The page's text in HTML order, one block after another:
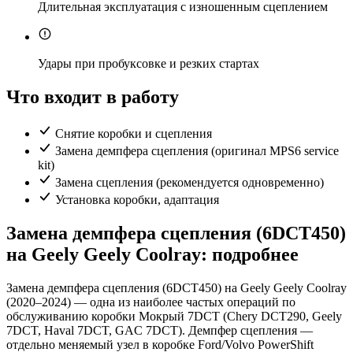
Длительная эксплуатация с изношенным сцеплением
Удары при пробуксовке и резких стартах
Что входит в работу
Снятие коробки и сцепления
Замена демпфера сцепления (оригинал MPS6 service
kit)
Замена сцепления (рекомендуется одновременно)
Установка коробки, адаптация
Замена демпфера сцепления (6DCT450)
на Geely Geely Coolray: подробнее
Замена демпфера сцепления (6DCT450) на Geely Geely Coolray
(2020–2024) — одна из наиболее частых операций по
обслуживанию коробки Мокрый 7DCT (Chery DCT290, Geely
7DCT, Haval 7DCT, GAC 7DCT). Демпфер сцепления —
отдельно меняемый узел в коробке Ford/Volvo PowerShift